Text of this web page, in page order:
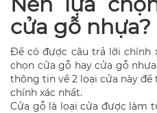
cửa gỗ nhựa?
Để có được câu trả lời chính
chọn cửa gỗ hay cửa gỗ
thông tin về 2 loại cửa này
chính xác nhất.
Cửa gỗ là loại cửa được làm